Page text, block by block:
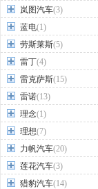
岚图汽车(3)
蓝电(1)
劳斯莱斯(5)
雷丁(4)
雷克萨斯(15)
雷诺(13)
理念(1)
理想(7)
力帆汽车(20)
莲花汽车(3)
猎豹汽车(14)